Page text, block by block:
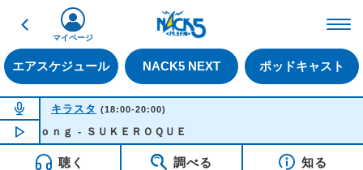
戻る
エアスケジュール NACK5 NEXT ポッドキャスト
マイページ
NOW ON AIR
キラスタ (18:00-20:00)
NOW PLAYING18:28
ｏｎｇ - ＳＵＫＥＲＯＱＵＥ
聴く 調べる 知る